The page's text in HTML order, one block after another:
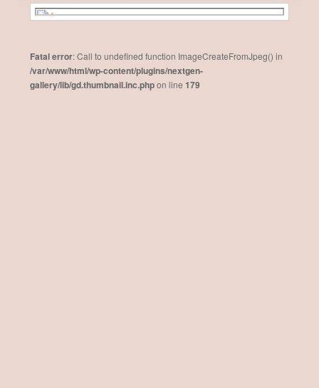
Fatal error: Call to undefined function ImageCreateFromJpeg() in
/var/www/html/wp-content/plugins/nextgen-
gallery/lib/gd.thumbnail.inc.phpon line179